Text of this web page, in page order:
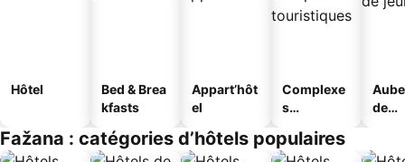
Hôtel
Bed & Brea
kfasts
Appart’hôt
el
Complexe
s
s
de
Fažana : catégories d’hôtels populaires